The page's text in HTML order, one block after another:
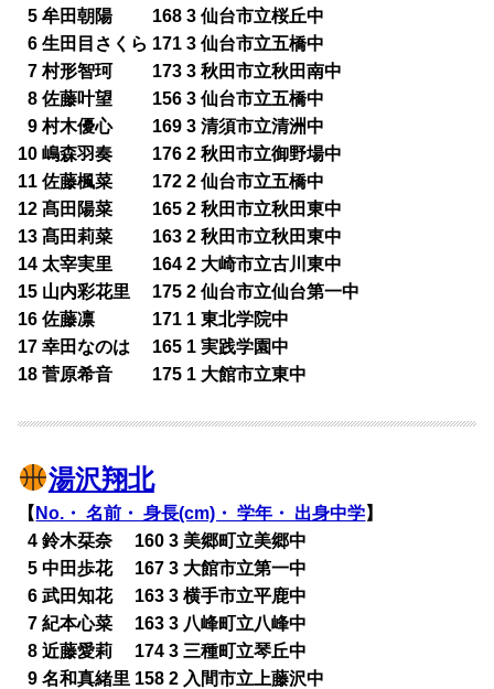
05 牟田朝陽 168 3 仙台市立桜丘中
06 生田目さくら 171 3 仙台市立五橋中
07 村形智珂 173 3 秋田市立秋田南中
08 佐藤叶望 156 3 仙台市立五橋中
09 村木優心 169 3 清須市立清洲中
10 嶋森羽奏 176 2 秋田市立御野場中
11 佐藤楓菜 172 2 仙台市立五橋中
12 髙田陽菜 165 2 秋田市立秋田東中
13 髙田莉菜 163 2 秋田市立秋田東中
14 太宰実里 164 2 大崎市立古川東中
15 山内彩花里 175 2 仙台市立仙台第一中
16 佐藤凛 171 1 東北学院中
17 幸田なのは 165 1 実践学園中
18 菅原希音 175 1 大館市立東中
湯沢翔北
【 No.・ 名前・ 身長(cm)・ 学年・ 出身中学】
04 鈴木栞奈 160 3 美郷町立美郷中
05 中田歩花 167 3 大館市立第一中
06 武田知花 163 3 横手市立平鹿中
07 紀本心菜 163 3 八峰町立八峰中
08 近藤愛莉 174 3 三種町立琴丘中
09 名和真緒里 158 2 入間市立上藤沢中